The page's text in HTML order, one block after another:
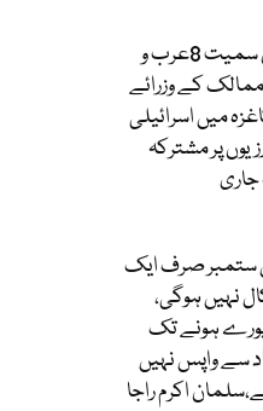
پاکستان سمیت 8عرب و
کے وزرائے
میں اسرائیلی
پر مشترکہ
جاری
ستمبر صرف ایک
نہیں ہوگی،
ہونے تک
سے واپس نہیں
اکرم راجا